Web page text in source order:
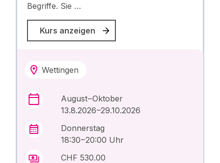
Begriffe. Sie …
Kurs anzeigen
Wettingen
August – Oktober
13.8.2026 –29.10.2026
Donnerstag
18:30 – 20:00 Uhr
CHF 530.00